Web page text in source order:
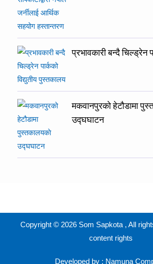
प्रभावकारी बन्दै चिल्ड्रेन
मकवानपुरको हेटौडामा
उद्घघाटन
Copyright © 2026 Som Sapkota , All
content rights
Developed by : Namuna